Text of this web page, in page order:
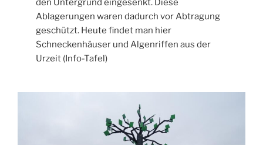
den Untergrund eingesenkt. Diese
Ablagerungen waren dadurch vor Abtragung
geschützt. Heute findet man hier
Schneckenhäuser und Algenriffen aus der
Urzeit (Info-Tafel)